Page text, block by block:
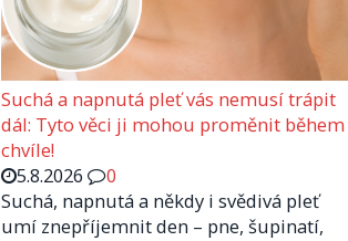
Suchá a napnutá pleť vás nemusí trápit
dál: Tyto věci ji mohou proměnit během
chvíle!
5.8.2026
0
Suchá, napnutá a někdy i svědivá pleť
umí znepříjemnit den – pne, šupinatí,